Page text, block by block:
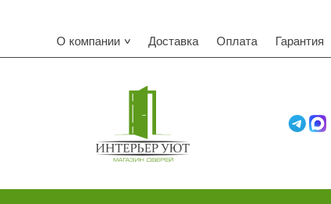
О компании Доставка Оплата Гарантия